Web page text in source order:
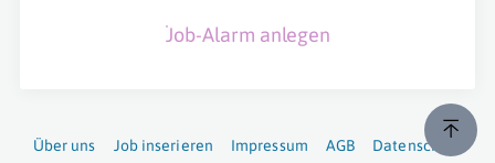
Job-Alarm anlegen
Über uns Job inserieren Impressum AGB Datenschutz